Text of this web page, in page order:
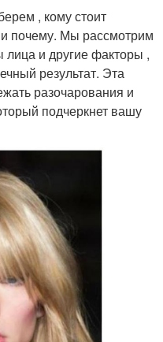
, кому стоит
и почему. Мы рассмотрим
и другие факторы ,
результат. Эта
разочарования и
подчеркнет вашу